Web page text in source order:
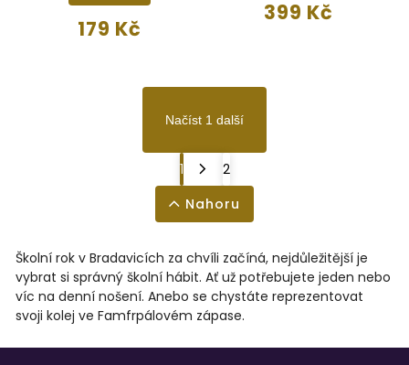
179 Kč
399 Kč
Načíst 1 další
1
2
Nahoru
Školní rok v Bradavicích za chvíli začíná, nejdůležitější je
vybrat si správný školní hábit. Ať už potřebujete jeden nebo
víc na denní nošení. Anebo se chystáte reprezentovat
svoji kolej ve Famfrpálovém zápase.